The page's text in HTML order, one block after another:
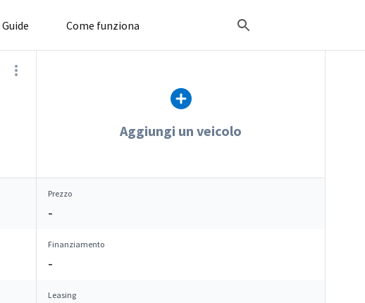
Guide Come funziona
Aggiungi un veicolo
Prezzo
–
Finanziamento
–
Leasing